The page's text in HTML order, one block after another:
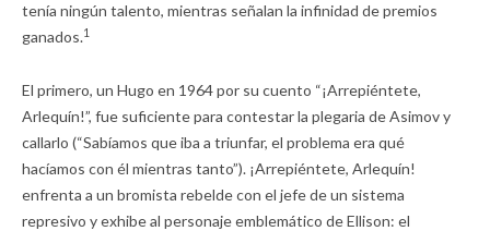
tenía ningún talento, mientras señalan la infinidad de premios
ganados.1
El primero, un Hugo en 1964 por su cuento “¡Arrepiéntete,
Arlequín!”, fue suficiente para contestar la plegaria de Asimov y
callarlo (“Sabíamos que iba a triunfar, el problema era qué
hacíamos con él mientras tanto”). ¡Arrepiéntete, Arlequín!
enfrenta a un bromista rebelde con el jefe de un sistema
represivo y exhibe al personaje emblemático de Ellison: el